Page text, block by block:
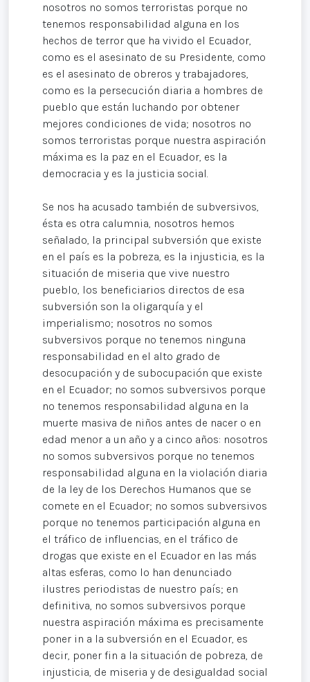
nosotros no somos terroristas porque no
tenemos responsabilidad alguna en los
hechos de terror que ha vivido el Ecuador,
como es el asesinato de su Presidente, como
es el asesinato de obreros y trabajadores,
como es la persecución diaria a hombres de
pueblo que están luchando por obtener
mejores condiciones de vida; nosotros no
somos terroristas porque nuestra aspiración
máxima es la paz en el Ecuador, es la
democracia y es la justicia social.
Se nos ha acusado también de subversivos,
ésta es otra calumnia, nosotros hemos
señalado, la principal subversión que existe
en el país es la pobreza, es la injusticia, es la
situación de miseria que vive nuestro
pueblo, los beneficiarios directos de esa
subversión son la oligarquía y el
imperialismo; nosotros no somos
subversivos porque no tenemos ninguna
responsabilidad en el alto grado de
desocupación y de subocupación que existe
en el Ecuador; no somos subversivos porque
no tenemos responsabilidad alguna en la
muerte masiva de niños antes de nacer o en
edad menor a un año y a cinco años: nosotros
no somos subversivos porque no tenemos
responsabilidad alguna en la violación diaria
de la ley de los Derechos Humanos que se
comete en el Ecuador; no somos subversivos
porque no tenemos participación alguna en
el tráfico de influencias, en el tráfico de
drogas que existe en el Ecuador en las más
altas esferas, como lo han denunciado
ilustres periodistas de nuestro país; en
definitiva, no somos subversivos porque
nuestra aspiración máxima es precisamente
poner in a la subversión en el Ecuador, es
decir, poner fin a la situación de pobreza, de
injusticia, de miseria y de desigualdad social